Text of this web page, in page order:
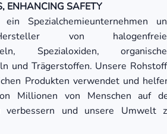
ENHANCING SAFETY
Spezialchemieunternehmen
von
Spezialoxiden,
und Trägerstoffen. Unsere
Produkten verwendet und
Millionen von Menschen auf
verbessern und unsere Umwelt